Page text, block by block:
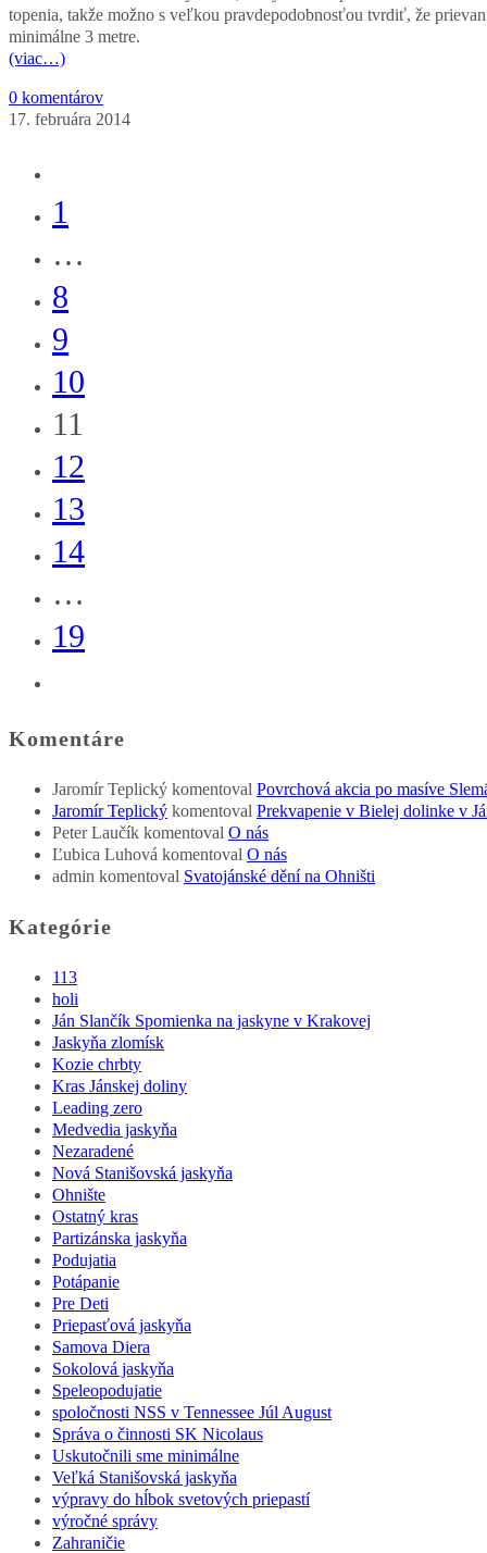
topenia, takže možno s veľkou pravdepodobnosťou tvrdiť, že
minimálne 3 metre.
(viac…)
0 komentárov
17. februára 2014
to
the
previous
page
1
…
8
9
10
11
12
13
14
…
19
next
page
Komentáre
Jaromír Teplický komentoval Povrchová akcia po masíve
Jaromír Teplický komentoval Prekvapenie v Bielej dolinke v
Peter Laučík komentoval O nás
Ľubica Luhová komentoval O nás
admin komentoval Svatojánské dění na Ohništi
Kategórie
113
holi
Ján Slančík Spomienka na jaskyne v Krakovej
Jaskyňa zlomísk
Kozie chrbty
Kras Jánskej doliny
Leading zero
Medvedia jaskyňa
Nezaradené
Nová Stanišovská jaskyňa
Ohnište
Ostatný kras
Partizánska jaskyňa
Podujatia
Potápanie
Pre Deti
Priepasťová jaskyňa
Samova Diera
Sokolová jaskyňa
Speleopodujatie
spoločnosti NSS v Tennessee Júl August
Správa o činnosti SK Nicolaus
Uskutočnili sme minimálne
Veľká Stanišovská jaskyňa
výpravy do hĺbok svetových priepastí
výročné správy
Zahraničie